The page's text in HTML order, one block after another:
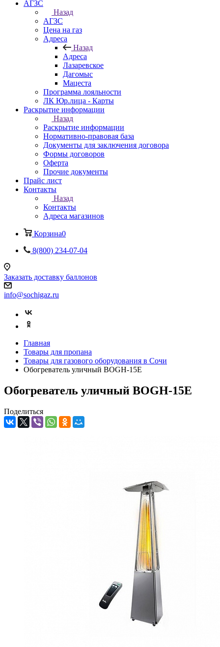
АГЗС
Назад
АГЗС
Цена на газ
Адреса
Назад
Адреса
Лазаревское
Дагомыс
Мацеста
Программа лояльности
ЛК Юр.лица - Карты
Раскрытие информации
Назад
Раскрытие информации
Нормативно-правовая база
Документы для заключения договора
Формы договоров
Оферта
Прочие документы
Прайс лист
Контакты
Назад
Контакты
Адреса магазинов
Корзина0
8(800) 234-07-04
Заказать доставку баллонов
info@sochigaz.ru
Главная
Товары для пропана
Товары для газового оборудования в Сочи
Обогреватель уличный BOGH-15Е
Обогреватель уличный BOGH-15Е
Поделиться